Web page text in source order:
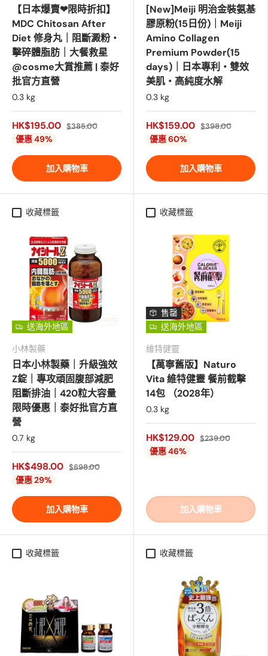
【日本爆賣❤限時折扣】
MDC Chitosan After
Diet 修身丸｜阻斷澱粉・
擊碎體脂肪｜大餐救星
@cosme大賞推薦 | 泰好
批官方直營
0.3 kg
HK$195.00 $385.00
優惠 49%
加入購物車
[New]Meiji 明治金裝氨基
膠原粉(15日份)｜Meiji
Amino Collagen
Premium Powder(15
days)｜日本專利・雙效
美肌・高純度水解
0.3 kg
HK$159.00 $398.00
優惠 60%
加入購物車
收藏標籤
送海外地區
小林製藥
日本小林製藥｜升級強效
Z錠｜專攻頑固腹部減肥
阻斷排油｜420粒大容量
限時優惠｜泰好批官方直
營
0.7 kg
HK$498.00 $698.00
優惠 29%
加入購物車
收藏標籤
售罄
送海外地區
維特健靈
【萬寧舊版】Naturo
Vita 維特健靈 餐前截擊
14包 （2028年）
0.3 kg
HK$129.00 $239.00
優惠 46%
加入購物車
收藏標籤 收藏標籤